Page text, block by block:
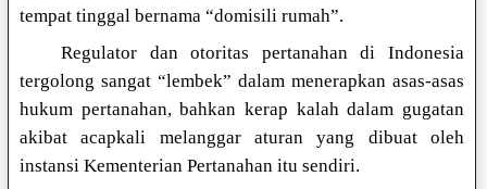
tempat tinggal bernama “domisili rumah”.
Regulator dan otoritas pertanahan di Indonesia
tergolong sangat “lembek” dalam menerapkan asas-asas
hukum pertanahan, bahkan kerap kalah dalam gugatan
akibat acapkali melanggar aturan yang dibuat oleh
instansi Kementerian Pertanahan itu sendiri.